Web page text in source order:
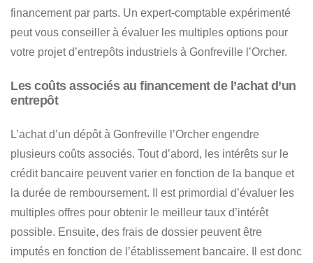
financement par parts. Un expert-comptable expérimenté
peut vous conseiller à évaluer les multiples options pour
votre projet d’entrepôts industriels à Gonfreville l’Orcher.
Les coûts associés au financement de l’achat d’un
entrepôt
L’achat d’un dépôt à Gonfreville l’Orcher engendre
plusieurs coûts associés. Tout d’abord, les intérêts sur le
crédit bancaire peuvent varier en fonction de la banque et
la durée de remboursement. Il est primordial d’évaluer les
multiples offres pour obtenir le meilleur taux d’intérêt
possible. Ensuite, des frais de dossier peuvent être
imputés en fonction de l’établissement bancaire. Il est donc